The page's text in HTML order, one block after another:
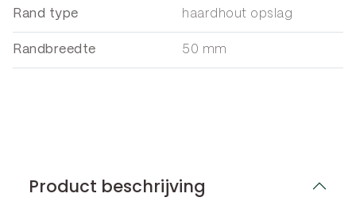
Rand type haardhout opslag
Randbreedte 50 mm
Product beschrijving